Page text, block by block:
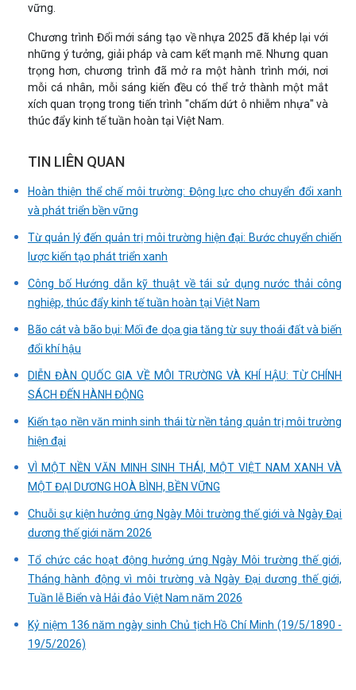
vững.
Chương trình Đổi mới sáng tạo về nhựa 2025 đã khép lại với
những ý tưởng, giải pháp và cam kết mạnh mẽ. Nhưng quan
trọng hơn, chương trình đã mở ra một hành trình mới, nơi
mỗi cá nhân, mỗi sáng kiến đều có thể trở thành một mắt
xích quan trọng trong tiến trình "chấm dứt ô nhiễm nhựa" và
thúc đẩy kinh tế tuần hoàn tại Việt Nam.
TIN LIÊN QUAN
Hoàn thiện thể chế môi trường: Động lực cho chuyển đổi xanh
và phát triển bền vững
Từ quản lý đến quản trị môi trường hiện đại: Bước chuyển chiến
lược kiến tạo phát triển xanh
Công bố Hướng dẫn kỹ thuật về tái sử dụng nước thải công
nghiệp, thúc đẩy kinh tế tuần hoàn tại Việt Nam
Bão cát và bão bụi: Mối đe dọa gia tăng từ suy thoái đất và biến
đổi khí hậu
DIỄN ĐÀN QUỐC GIA VỀ MÔI TRƯỜNG VÀ KHÍ HẬU: TỪ CHÍNH
SÁCH ĐẾN HÀNH ĐỘNG
Kiến tạo nền văn minh sinh thái từ nền tảng quản trị môi trường
hiện đại
VÌ MỘT NỀN VĂN MINH SINH THÁI, MỘT VIỆT NAM XANH VÀ
MỘT ĐẠI DƯƠNG HOÀ BÌNH, BỀN VỮNG
Chuỗi sự kiện hưởng ứng Ngày Môi trường thế giới và Ngày Đại
dương thế giới năm 2026
Tổ chức các hoạt động hưởng ứng Ngày Môi trường thế giới,
Tháng hành động vì môi trường và Ngày Đại dương thế giới,
Tuần lễ Biển và Hải đảo Việt Nam năm 2026
Kỷ niệm 136 năm ngày sinh Chủ tịch Hồ Chí Minh (19/5/1890 -
19/5/2026)